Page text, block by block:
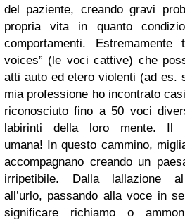
del paziente, creando gravi
propria vita in quanto
comportamenti.
voices” (le voci cattive) che
atti auto ed etero violenti (ad es.
mia professione ho incontrato
riconosciuto fino a 50 voci
labirinti della loro mente. Il
umana! In questo cammino,
accompagnano creando un
irripetibile. Dalla lallazione
all’urlo, passando alla voce in
significare richiamo o